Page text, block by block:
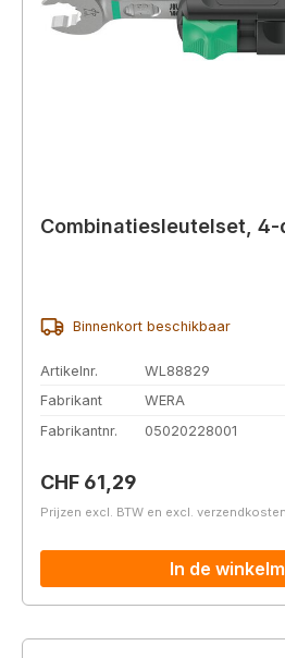
Combinatiesleutelset,
Binnenkort beschikbaar
Artikelnr.
WL88829
Fabrikant
WERA
Fabrikantnr.
05020228001
Normale prijs:
CHF 61,29
Prijzen excl. BTW en excl. verzendkosten
In de